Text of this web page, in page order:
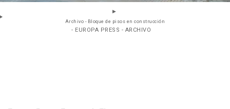
Archivo - Bloque de pisos en construcción
- EUROPA PRESS - ARCHIVO